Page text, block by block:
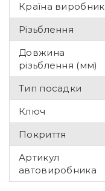
Країна виробник
Різьблення
Довжина
різьблення (мм)
Тип посадки
Ключ
Покриття
Артикул
автовиробника